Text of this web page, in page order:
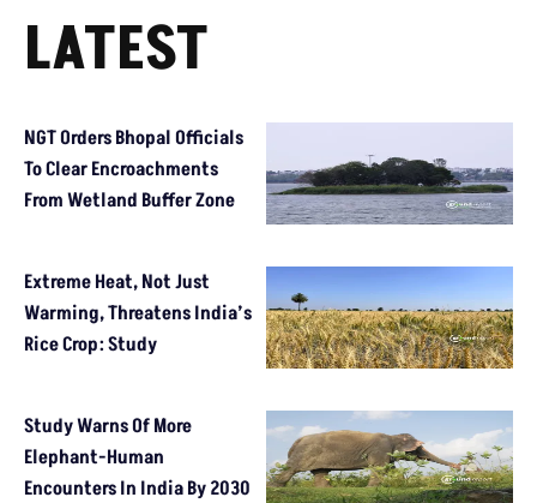
LATEST
NGT Orders Bhopal Officials
To Clear Encroachments
From Wetland Buffer Zone
Extreme Heat, Not Just
Warming, Threatens India’s
Rice Crop: Study
Study Warns Of More
Elephant-Human
Encounters In India By 2030